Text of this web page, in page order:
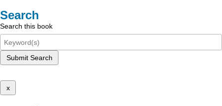
Search
Search this book
Submit Search
x